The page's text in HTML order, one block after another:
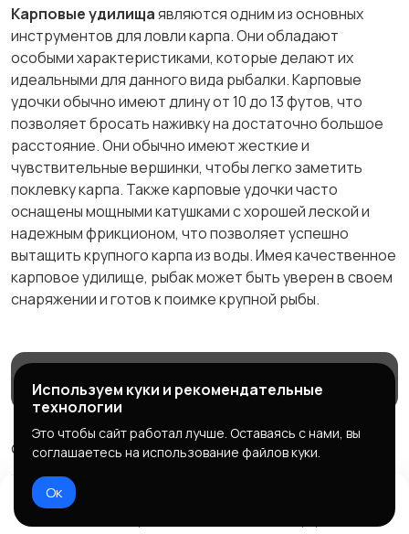
Карповые удилищаявляются одним из основных
инструментов для ловли карпа. Они обладают
особыми характеристиками, которые делают их
идеальными для данного вида рыбалки. Карповые
удочки обычно имеют длину от 10 до 13 футов, что
позволяет бросать наживку на достаточно большое
расстояние. Они обычно имеют жесткие и
чувствительные вершинки, чтобы легко заметить
поклевку карпа. Также карповые удочки часто
оснащены мощными катушками с хорошей леской и
надежным фрикционом, что позволяет успешно
вытащить крупного карпа из воды. Имея качественное
карповое удилище, рыбак может быть уверен в своем
снаряжении и готов к поимке крупной рыбы.
Магазины
© 2026 МаркетБейтс - рыболовный маркетплейс
Правила сервиса
Используем куки и рекомендательные
технологии
Это чтобы сайт работал лучше. Оставаясь с нами, вы
соглашаетесь на использование файлов куки.
Ок